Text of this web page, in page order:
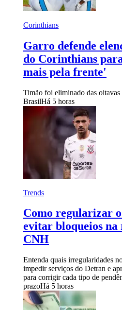
Corinthians
Garro defende
do Corinthians
mais pela frente'
Timão foi eliminado das
BrasilHá 5 horas
Trends
Como regularizar
evitar bloqueios na
CNH
Entenda quais irregularidades
impedir serviços do Detran e
para corrigir cada tipo de
prazoHá 5 horas